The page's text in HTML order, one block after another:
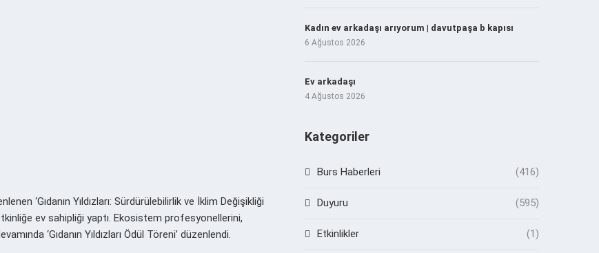
‘Gıdanın Yıldızları: Sürdürülebilirlik ve İklim Değişikliği
ev sahipliği yaptı. Ekosistem profesyonellerini,
‘Gıdanın Yıldızları Ödül Töreni’ düzenlendi.
Kadın ev arkadaşı arıyorum | davutpaşa b kapısı
6 Ağustos 2026
Ev arkadaşı
4 Ağustos 2026
Kategoriler
Burs Haberleri (416)
Duyuru (595)
Etkinlikler (1)